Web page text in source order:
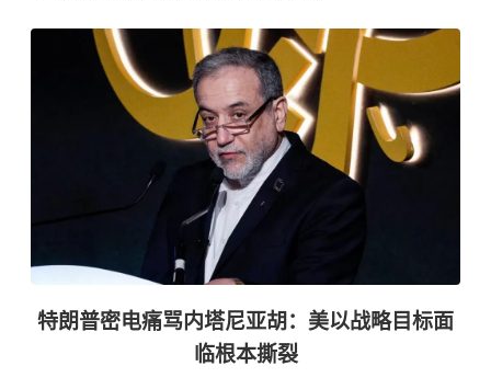
特朗普密电痛骂内塔尼亚胡：美以战略目标面
临根本撕裂